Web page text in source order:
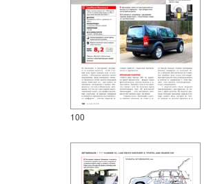
100